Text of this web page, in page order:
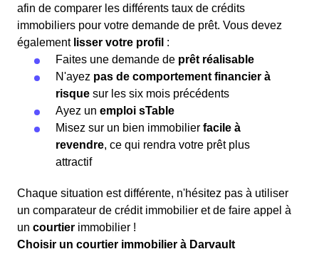
afin de comparer les différents taux de crédits
immobiliers pour votre demande de prêt. Vous devez
également lisser votre profil :
Faites une demande de prêt réalisable
N'ayez pas de comportement financier à
risque sur les six mois précédents
Ayez un emploi sTable
Misez sur un bien immobilier facile à
revendre, ce qui rendra votre prêt plus
attractif
Chaque situation est différente, n'hésitez pas à utiliser
un comparateur de crédit immobilier et de faire appel à
un courtier immobilier !
Choisir un courtier immobilier à Darvault